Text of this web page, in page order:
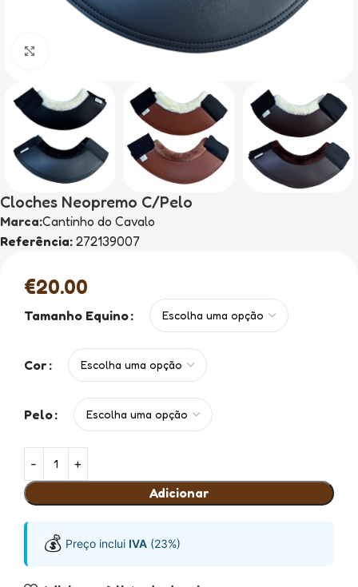
Clique para ampliar
Cloches Neopremo C/Pelo
Marca:Cantinho do Cavalo
Referência: 272139007
€20.00
Tamanho Equino
Cor
Pelo
Adicionar
💰 Preço inclui IVA (23%)